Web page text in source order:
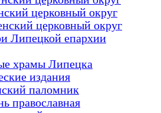
церковный округ
церковный округ
Липецкой епархии
храмы Липецка
издания
паломник
православная